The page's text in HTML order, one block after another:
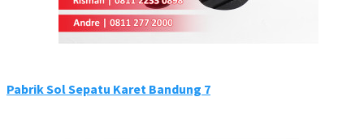
Pabrik Sol Sepatu Karet Bandung 7